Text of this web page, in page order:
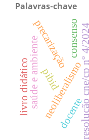
Palavras-chave
resolução
docente
neoliberalismo
precarização
saúde e ambiente
livro didático pibid
consenso